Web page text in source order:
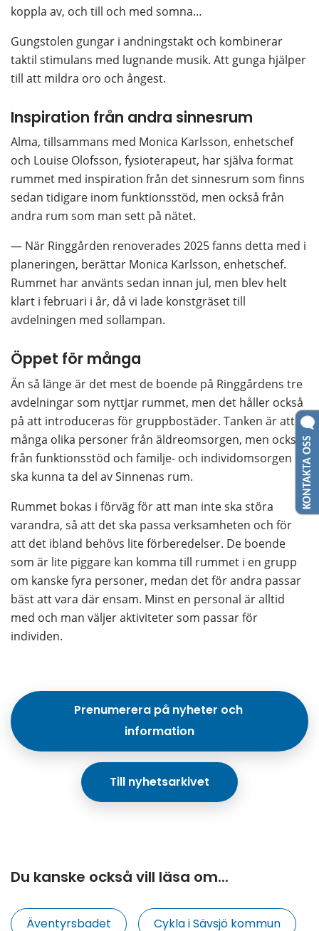
koppla av, och till och med somna…
Gungstolen gungar i andningstakt och kombinerar
taktil stimulans med lugnande musik. Att gunga hjälper
till att mildra oro och ångest.
Inspiration från andra sinnesrum
Alma, tillsammans med Monica Karlsson, enhetschef
och Louise Olofsson, fysioterapeut, har själva format
rummet med inspiration från det sinnesrum som finns
sedan tidigare inom funktionsstöd, men också från
andra rum som man sett på nätet.
— När Ringgården renoverades 2025 fanns detta med i
planeringen, berättar Monica Karlsson, enhetschef.
Rummet har använts sedan innan jul, men blev helt
klart i februari i år, då vi lade konstgräset till
avdelningen med sollampan.
Öppet för många
Än så länge är det mest de boende på Ringgårdens tre
avdelningar som nyttjar rummet, men det håller också
på att introduceras för gruppbostäder. Tanken är att
många olika personer från äldreomsorgen, men också
från funktionsstöd och familje- och individomsorgen
ska kunna ta del av Sinnenas rum.
Rummet bokas i förväg för att man inte ska störa
varandra, så att det ska passa verksamheten och för
att det ibland behövs lite förberedelser. De boende
som är lite piggare kan komma till rummet i en grupp
om kanske fyra personer, medan det för andra passar
bäst att vara där ensam. Minst en personal är alltid
med och man väljer aktiviteter som passar för
individen.
Prenumerera på nyheter och
information
Till nyhetsarkivet
Du kanske också vill läsa om...
Äventyrsbadet Cykla i Sävsjö kommun
KONTAKTA OSS